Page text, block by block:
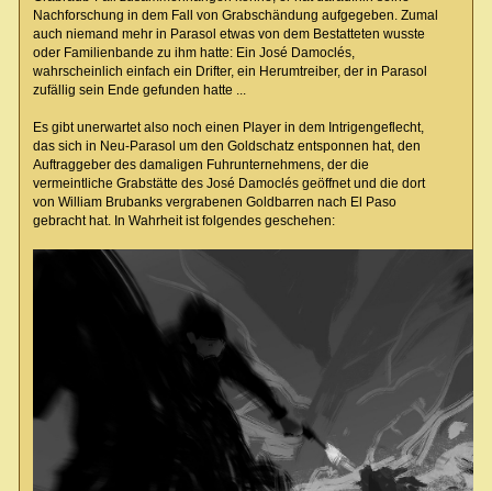
Nachforschung in dem Fall von Grabschändung aufgegeben. Zumal
auch niemand mehr in Parasol etwas von dem Bestatteten wusste
oder Familienbande zu ihm hatte: Ein José Damoclés,
wahrscheinlich einfach ein Drifter, ein Herumtreiber, der in Parasol
zufällig sein Ende gefunden hatte ...
Es gibt unerwartet also noch einen Player in dem Intrigengeflecht,
das sich in Neu-Parasol um den Goldschatz entsponnen hat, den
Auftraggeber des damaligen Fuhrunternehmens, der die
vermeintliche Grabstätte des José Damoclés geöffnet und die dort
von William Brubanks vergrabenen Goldbarren nach El Paso
gebracht hat. In Wahrheit ist folgendes geschehen: